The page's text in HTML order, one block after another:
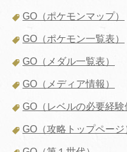
GO（ポケモンマップ）
GO（ポケモン一覧表）
GO（メダル一覧表）
GO（メディア情報）
GO（レベルの必要経験
GO（攻略トップページ